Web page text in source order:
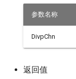
参数名称
DivpChn
返回值